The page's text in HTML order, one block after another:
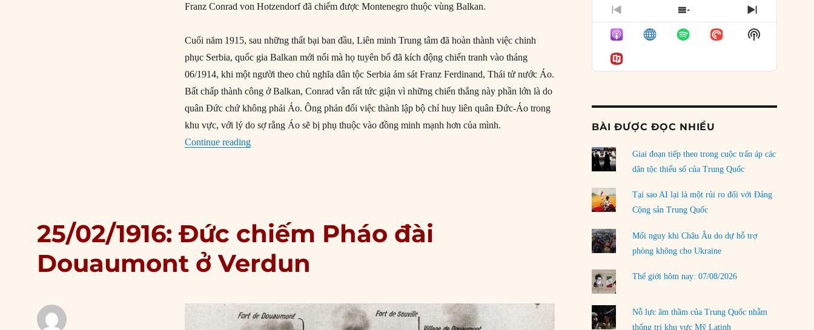
Franz Conrad von Hotzendorf đã chiếm được Montenegro thuộc vùng Balkan.
Cuối năm 1915, sau những thất bại ban đầu, Liên minh Trung tâm đã hoàn thành việc chinh
phục Serbia, quốc gia Balkan mới nổi mà họ tuyên bố đã kích động chiến tranh vào tháng
06/1914, khi một người theo chủ nghĩa dân tộc Serbia ám sát Franz Ferdinand, Thái tử nước Áo.
Bất chấp thành công ở Balkan, Conrad vẫn rất tức giận vì những chiến thắng này phần lớn là do
quân Đức chứ không phải Áo. Ông phản đối việc thành lập bộ chỉ huy liên quân Đức-Áo trong
khu vực, với lý do sợ rằng Áo sẽ bị phụ thuộc vào đồng minh mạnh hơn của mình.
Continue reading“16/01/1916: Montenegro đầu hàng quân Áo – Hung”
25/02/1916: Đức chiếm Pháo đài
Douaumont ở Verdun
04/08/2026
Tại sao Trung Quốc phủ nhận cuộc gặp với
Ngoại trưởng Nhật Bản?
04/08/2026
03/08/2026
Đặt cược vào thất bại: Các quỹ đầu tư mạo
rủi ro
02/08/2026
Làm thế nào để kết thúc Chiến tranh Iran?
01/08/2026
Chiến lược kế tiếp của Bắc Kinh ở Biển Đông
31/07/2026
Trật tự thế giới mới: Các nước nhỏ sẽ luôn
phải chịu đựng?
30/07/2026
LOAD MORE
PREVIOUS
EPISODE
SHOW
EPISODES
LIST
NEXT
EPISODE
Show
Podcast
BÀI ĐƯỢC ĐỌC NHIỀU
Giai đoạn tiếp theo trong cuộc trấn áp các
dân tộc thiểu số của Trung Quốc
Tại sao AI lại là một rủi ro đối với Đảng
Cộng sản Trung Quốc
Mối nguy khi Châu Âu do dự hỗ trợ
phòng không cho Ukraine
Thế giới hôm nay: 07/08/2026
Nỗ lực âm thầm của Trung Quốc nhằm
thống trị khu vực Mỹ Latinh